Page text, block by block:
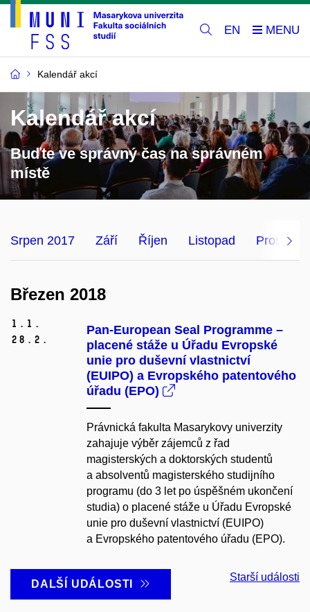
EN
Kalendář akcí
Kalendář akcí
Buďte ve správný čas na správném
místě
Srpen 2017 Září Říjen Listopad Prosinec
Březen 2018
1. 1.
28. 2.
Pan-European Seal Programme –
placené stáže u Úřadu Evropské
unie pro duševní vlastnictví
(EUIPO) a Evropského patentového
úřadu (EPO)
Právnická fakulta Masarykovy univerzity
zahajuje výběr zájemců z řad
magisterských a doktorských studentů
a absolventů magisterského studijního
programu (do 3 let po úspěšném ukončení
studia) o placené stáže u Úřadu Evropské
unie pro duševní vlastnictví (EUIPO)
a Evropského patentového úřadu (EPO).
DALŠÍ UDÁLOSTI
Starší události